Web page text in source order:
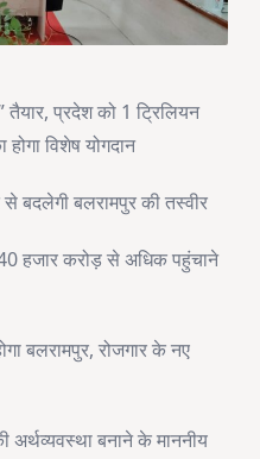
प्रदेश को 1 ट्रिलियन
विशेष योगदान
से बदलेगी बलरामपुर की तस्वीर
हजार करोड़ से अधिक पहुंचाने
बलरामपुर, रोजगार के नए
अर्थव्यवस्था बनाने के माननीय